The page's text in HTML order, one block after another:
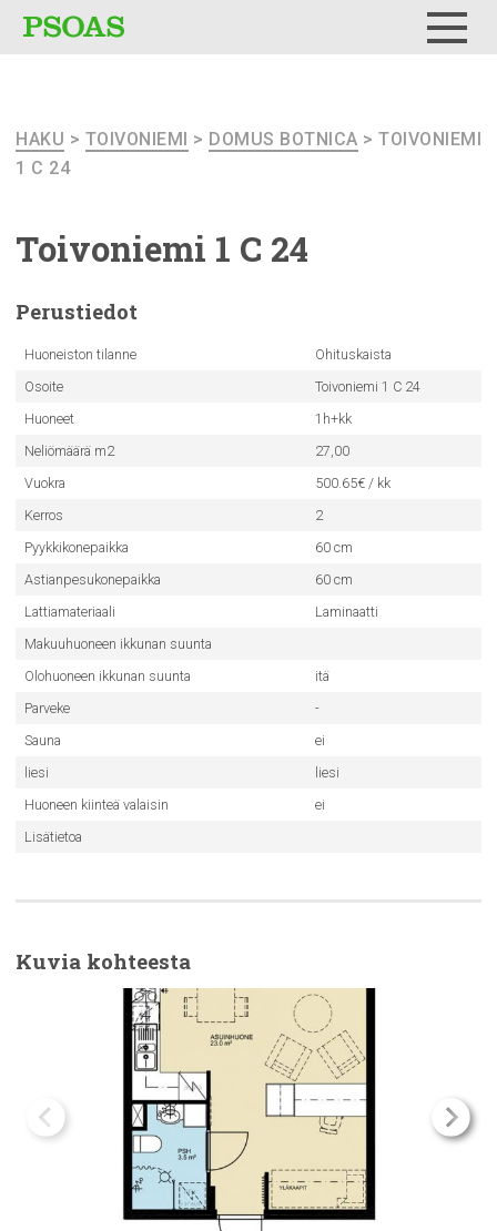
HAKU > TOIVONIEMI > DOMUS BOTNICA > TOIVONIEMI
1 C 24
Toivoniemi 1 C 24
Perustiedot
Huoneiston tilanne
Ohituskaista
Osoite
Toivoniemi 1 C 24
Huoneet
1h+kk
Neliömäärä m2
27,00
Vuokra
500.65€ / kk
Kerros
2
Pyykkikonepaikka
60 cm
Astianpesukonepaikka
60 cm
Lattiamateriaali
Laminaatti
Makuuhuoneen ikkunan suunta
Olohuoneen ikkunan suunta
itä
Parveke
-
Sauna
ei
liesi
liesi
Huoneen kiinteä valaisin
ei
Lisätietoa
Kuvia kohteesta